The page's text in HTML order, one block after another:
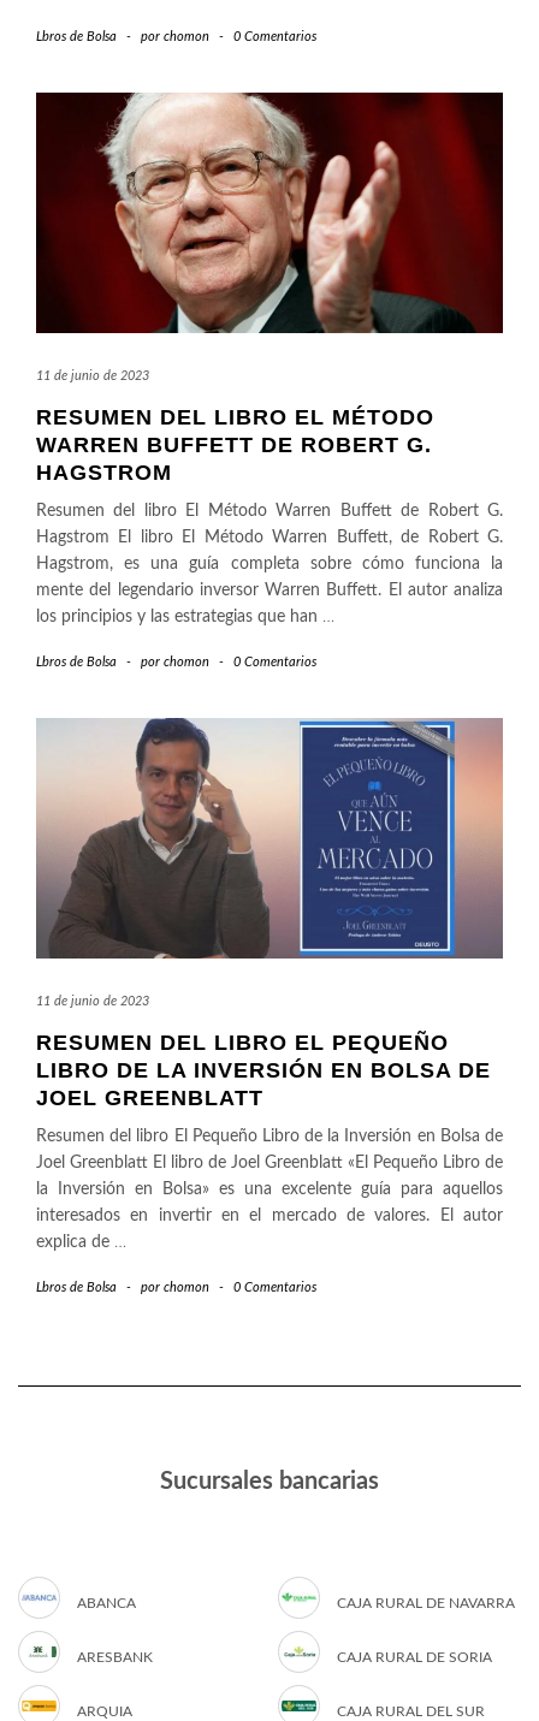
Lbros de Bolsa - por chomon - 0 Comentarios
11 de junio de 2023
RESUMEN DEL LIBRO EL MÉTODO
WARREN BUFFETT DE ROBERT G.
HAGSTROM
Resumen del libro El Método Warren Buffett de Robert G.
Hagstrom El libro El Método Warren Buffett, de Robert G.
Hagstrom, es una guía completa sobre cómo funciona la
mente del legendario inversor Warren Buffett. El autor analiza
los principios y las estrategias que han …
Lbros de Bolsa - por chomon - 0 Comentarios
11 de junio de 2023
RESUMEN DEL LIBRO EL PEQUEÑO
LIBRO DE LA INVERSIÓN EN BOLSA DE
JOEL GREENBLATT
Resumen del libro El Pequeño Libro de la Inversión en Bolsa de
Joel Greenblatt El libro de Joel Greenblatt «El Pequeño Libro de
la Inversión en Bolsa» es una excelente guía para aquellos
interesados en invertir en el mercado de valores. El autor
explica de …
Lbros de Bolsa - por chomon - 0 Comentarios
Sucursales bancarias
ABANCA
ARESBANK
ARQUIA
CAJA RURAL DE NAVARRA
CAJA RURAL DE SORIA
CAJA RURAL DEL SUR